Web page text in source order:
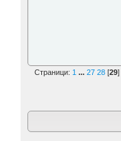
Страници: 1 ... 27 28 [29]